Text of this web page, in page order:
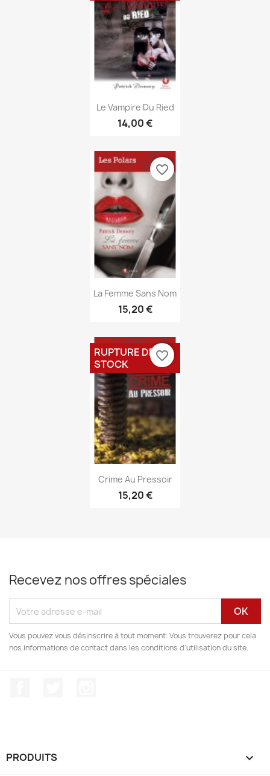
Aperçu rapide
Le Vampire Du Ried
14,00 €
Aperçu rapide
La Femme Sans Nom
15,20 €
favorite_border
Aperçu rapide
Crime Au Pressoir
15,20 €
RUPTURE DE
STOCK
favorite_border
Recevez nos offres spéciales
Vous pouvez vous désinscrire à tout moment. Vous trouverez pour cela
nos informations de contact dans les conditions d'utilisation du site.
PRODUITS 